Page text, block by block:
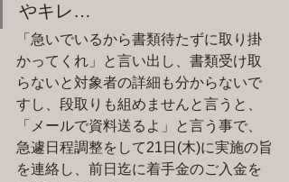
やキレ…
「急いでいるから書類待たずに取り掛
かってくれ」と言い出し、書類受け取
らないと対象者の詳細も分からないで
すし、段取りも組めませんと言うと、
「メールで資料送るよ」と言う事で、
急遽日程調整をして21日(木)に実施の旨
を連絡し、前日迄に着手金のご入金を